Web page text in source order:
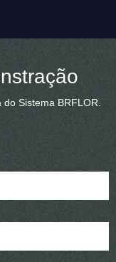
Sistema BRFLOR.